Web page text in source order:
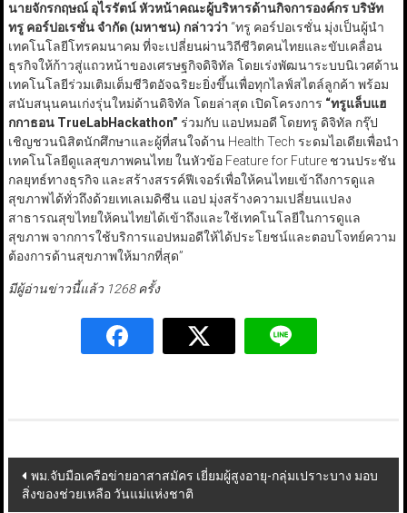
นายจักรกฤษณ์ อุไรรัตน์ หัวหน้าคณะผู้บริหารด้านกิจการองค์กร บริษัท
ทรู คอร์ปอเรชั่น จำกัด (มหาชน) กล่าวว่า “ทรู คอร์ปอเรชั่น มุ่งเป็นผู้นำ
เทคโนโลยีโทรคมนาคม ที่จะเปลี่ยนผ่านวิถีชีวิตคนไทยและขับเคลื่อน
ธุรกิจให้ก้าวสู่แถวหน้าของเศรษฐกิจดิจิทัล โดยเร่งพัฒนาระบบนิเวศด้าน
เทคโนโลยีร่วมเติมเต็มชีวิตอัจฉริยะยิ่งขึ้นเพื่อทุกไลฟ์สไตล์ลูกค้า พร้อม
สนับสนุนคนเก่งรุ่นใหม่ด้านดิจิทัล โดยล่าสุด เปิดโครงการ “ทรูแล็บแฮ
กกาธอน TrueLabHackathon” ร่วมกับ แอปหมอดี โดยทรู ดิจิทัล กรุ๊ป
เชิญชวนนิสิตนักศึกษาและผู้ที่สนใจด้าน Health Tech ระดมไอเดียเพื่อนำ
เทคโนโลยีดูแลสุขภาพคนไทย ในหัวข้อ Feature for Future ชวนประชัน
กลยุทธ์ทางธุรกิจ และสร้างสรรค์ฟีเจอร์เพื่อให้คนไทยเข้าถึงการดูแล
สุขภาพได้ทั่วถึงด้วยเทเลเมดิซีน แอป มุ่งสร้างความเปลี่ยนแปลง
สาธารณสุขไทยให้คนไทยได้เข้าถึงและใช้เทคโนโลยีในการดูแล
สุขภาพ จากการใช้บริการแอปหมอดีให้ได้ประโยชน์และตอบโจทย์ความ
ต้องการด้านสุขภาพให้มากที่สุด”
มีผู้อ่านข่าวนี้แล้ว 1268 ครั้ง
Post
navigation
พม.จับมือเครือข่ายอาสาสมัคร เยี่ยมผู้สูงอายุ-กลุ่มเปราะบาง มอบ
สิ่งของช่วยเหลือ วันแม่แห่งชาติ